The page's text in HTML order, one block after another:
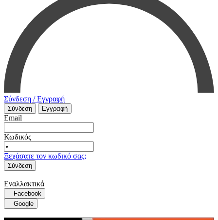
Σύνδεση / Εγγραφή
Σύνδεση Εγγραφή
Email
Κωδικός
Ξεχάσατε τον κωδικό σας;
Σύνδεση
Εναλλακτικά
Facebook
Google